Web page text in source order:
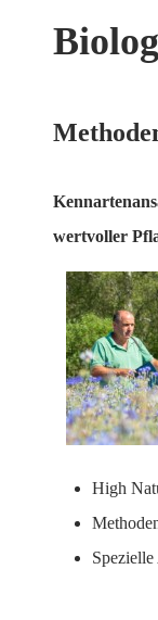
wertvoller
High